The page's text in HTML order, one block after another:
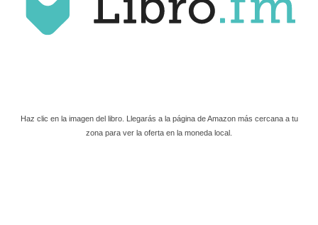
Haz clic en la imagen del libro. Llegarás a la página de Amazon más cercana a tu
zona para ver la oferta en la moneda local.